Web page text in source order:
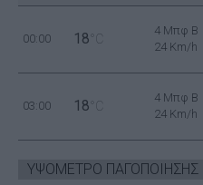
00:00 18 °C
4 Μπφ B
24 Km/h
03:00 18 °C
4 Μπφ B
24 Km/h
ΥΨΟΜΕΤΡΟ ΠΑΓΟΠΟΙΗΣΗΣ